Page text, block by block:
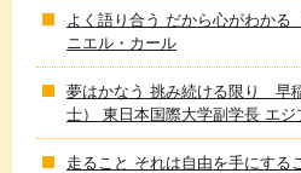
よく語り合う だから心がわか
ニエル・カール
夢はかなう 挑み続ける限り 早
士） 東日本国際大学副学長 エ
走ること それは自由を手にす